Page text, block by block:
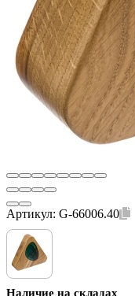
Артикул: G-66006.40
Наличие на складах